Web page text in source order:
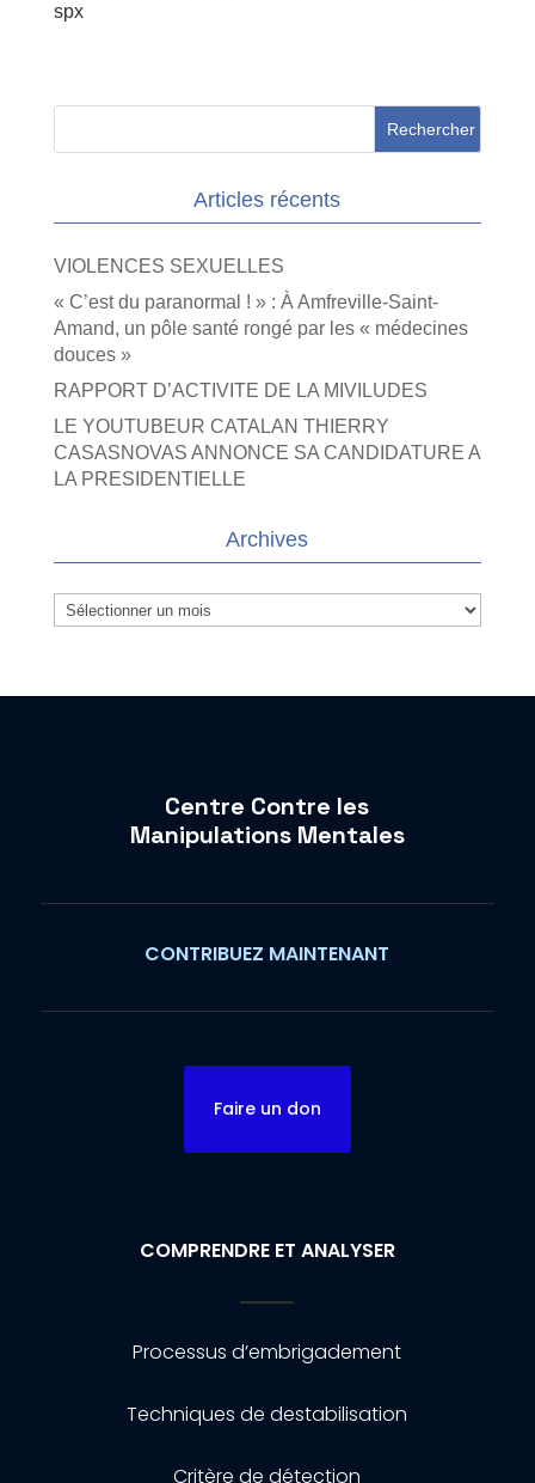
spx
Articles récents
VIOLENCES SEXUELLES
« C’est du paranormal ! » : À Amfreville-Saint-
Amand, un pôle santé rongé par les « médecines
douces »
RAPPORT D’ACTIVITE DE LA MIVILUDES
LE YOUTUBEUR CATALAN THIERRY
CASASNOVAS ANNONCE SA CANDIDATURE A
LA PRESIDENTIELLE
Archives
Archives
Centre Contre les
Manipulations Mentales
CONTRIBUEZ MAINTENANT
Faire un don
COMPRENDRE ET ANALYSER
Processus d’embrigadement
Techniques de destabilisation
Critère de détection